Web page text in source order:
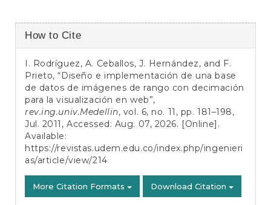
Article
Details
How to Cite
I. Rodríguez, A. Ceballos, J. Hernández, and F.
Prieto, “Diseño e implementación de una base
de datos de imágenes de rango con decimación
para la visualización en web”,
rev.ing.univ.Medellin, vol. 6, no. 11, pp. 181–198,
Jul. 2011, Accessed: Aug. 07, 2026. [Online].
Available:
https://revistas.udem.edu.co/index.php/ingenieri
as/article/view/214
More Citation Formats Download Citation